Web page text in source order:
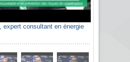
expert consultant en énergie